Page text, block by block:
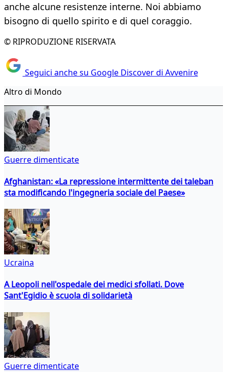
anche alcune resistenze interne. Noi abbiamo
bisogno di quello spirito e di quel coraggio.
© RIPRODUZIONE RISERVATA
Seguici anche su Google Discover di Avvenire
Altro di Mondo
Guerre dimenticate
Afghanistan: «La repressione intermittente dei taleban
sta modificando l'ingegneria sociale del Paese»
Ucraina
A Leopoli nell'ospedale dei medici sfollati. Dove
Sant'Egidio è scuola di solidarietà
Guerre dimenticate